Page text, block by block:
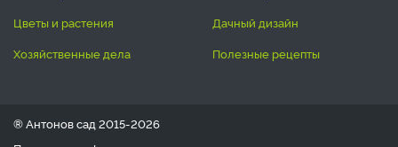
цветы и растения
дачный дизайн
хозяйственные дела
полезные рецепты
® Антонов сад 2015-2026